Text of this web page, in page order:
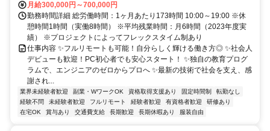
月給300,000円～700,000円
勤務時間詳細 総労働時間：1ヶ月あたり173時間 10:00～19:00 ※休
憩時間1時間（実働8時間） ※平均残業時間：月6時間（2023年度実
績） ※プロジェクトによってフレックスタイム制あり
仕事内容 ✨フルリモートも可能！自分らしく輝ける働き方◎ ✨社会人
デビューも歓迎！PC初心者でも安心スタート！ ✨独自の教育プログ
ラムで、エンジニアのゼロからプロへ ✨最新の技術で社会を支え、感
謝され...
業界未経験者歓迎 副業・WワークOK 資格取得支援あり 固定時間制
転勤なし
経験不問
未経験者歓迎 フルリモート 経験者歓迎 有資格者歓迎
研修あり
在宅OK
賞与あり 交通費支給 長期歓迎 長期休暇あり 服装自由